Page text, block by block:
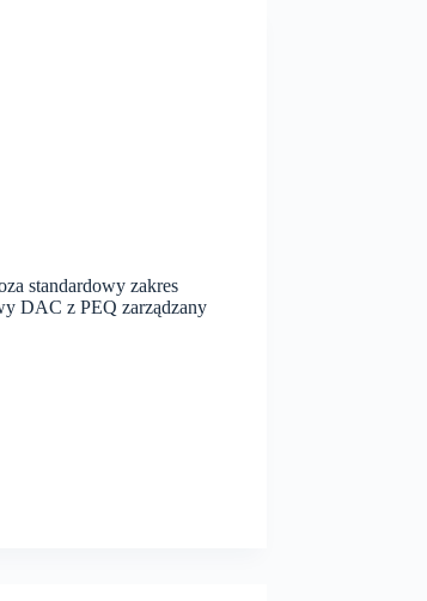
standardowy zakres
DAC z PEQ zarządzany